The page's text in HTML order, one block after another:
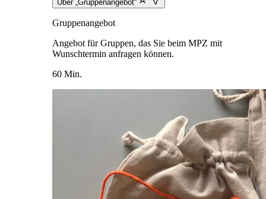
Über „Gruppenangebot“
Gruppenangebot
Angebot für Gruppen, das Sie beim MPZ mit
Wunschtermin anfragen können.
60 Min.